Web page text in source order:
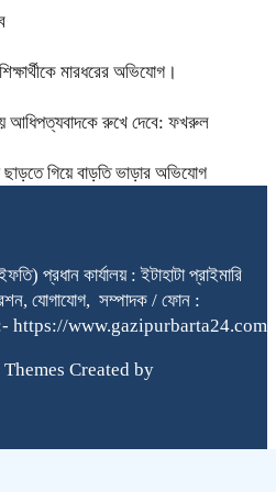
মারধরের অভিযোগ।
আধিপত্যবাদকে রুখে দেবে: ফখরুল
গিয়ে বাড়তি ভাড়ার অভিযোগ
প্রধান কার্যালয় : ইটাহাটা প্রাইমারি
যোগাযোগ, সম্পাদক / ফোন :
:- https://www.gazipurbarta24.com
Created by